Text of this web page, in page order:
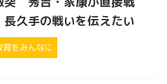
長久手の戦いを伝えたい
をみんなに